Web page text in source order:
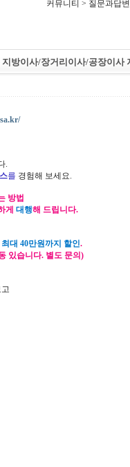
커뮤니티 > 질문과답변
방이사/장거리이사/공장이사
.
를 경험해 보세요.
방법
게 대행해 드립니다.
대 40만원까지 할인.
있습니다. 별도 문의)